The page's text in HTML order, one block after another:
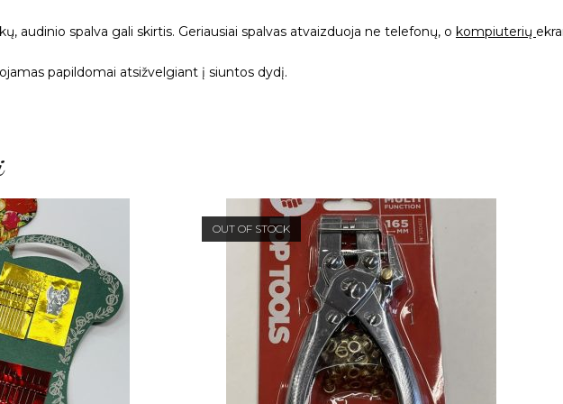
audinio spalva gali skirtis. Geriausiai spalvas atvaizduoja ne telefonų, o kompiuterių
papildomai atsižvelgiant į siuntos dydį.
OUT OF STOCK